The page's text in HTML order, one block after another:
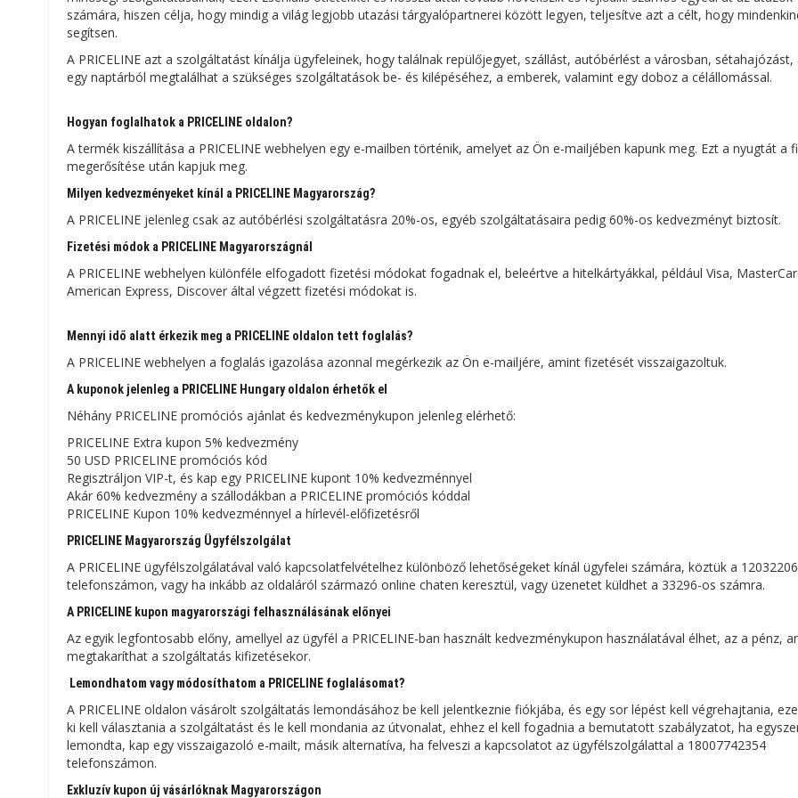
számára, hiszen célja, hogy mindig a világ legjobb utazási tárgyalópartnerei között legyen, teljesítve azt a célt, hogy
segítsen.
A PRICELINE azt a szolgáltatást kínálja ügyfeleinek, hogy találnak repülőjegyet, szállást, autóbérlést a városban,
egy naptárból megtalálhat a szükséges szolgáltatások be- és kilépéséhez, a emberek, valamint egy doboz a célállomással.
Hogyan foglalhatok a PRICELINE oldalon?
A termék kiszállítása a PRICELINE webhelyen egy e-mailben történik, amelyet az Ön e-mailjében kapunk meg. Ezt a nyugtát a
megerősítése után kapjuk meg.
Milyen kedvezményeket kínál a PRICELINE Magyarország?
A PRICELINE jelenleg csak az autóbérlési szolgáltatásra 20%-os, egyéb szolgáltatásaira pedig 60%-os kedvezményt biztosít.
Fizetési módok a PRICELINE Magyarországnál
A PRICELINE webhelyen különféle elfogadott fizetési módokat fogadnak el, beleértve a hitelkártyákkal, például Visa,
American Express, Discover által végzett fizetési módokat is.
Mennyi idő alatt érkezik meg a PRICELINE oldalon tett foglalás?
A PRICELINE webhelyen a foglalás igazolása azonnal megérkezik az Ön e-mailjére, amint fizetését visszaigazoltuk.
A kuponok jelenleg a PRICELINE Hungary oldalon érhetők el
Néhány PRICELINE promóciós ajánlat és kedvezménykupon jelenleg elérhető:
PRICELINE Extra kupon 5% kedvezmény
50 USD PRICELINE promóciós kód
Regisztráljon VIP-t, és kap egy PRICELINE kupont 10% kedvezménnyel
Akár 60% kedvezmény a szállodákban a PRICELINE promóciós kóddal
PRICELINE Kupon 10% kedvezménnyel a hírlevél-előfizetésről
PRICELINE Magyarország Ügyfélszolgálat
A PRICELINE ügyfélszolgálatával való kapcsolatfelvételhez különböző lehetőségeket kínál ügyfelei számára, köztük a
telefonszámon, vagy ha inkább az oldaláról származó online chaten keresztül, vagy üzenetet küldhet a 33296-os számra.
A PRICELINE kupon magyarországi felhasználásának előnyei
Az egyik legfontosabb előny, amellyel az ügyfél a PRICELINE-ban használt kedvezménykupon használatával élhet, az a pénz,
megtakaríthat a szolgáltatás kifizetésekor.
Lemondhatom vagy módosíthatom a PRICELINE foglalásomat?
A PRICELINE oldalon vásárolt szolgáltatás lemondásához be kell jelentkeznie fiókjába, és egy sor lépést kell végrehajtania,
ki kell választania a szolgáltatást és le kell mondania az útvonalat, ehhez el kell fogadnia a bemutatott szabályzatot, ha
lemondta, kap egy visszaigazoló e-mailt, másik alternatíva, ha felveszi a kapcsolatot az ügyfélszolgálattal a 18007742354
telefonszámon.
Exkluzív kupon új vásárlóknak Magyarországon